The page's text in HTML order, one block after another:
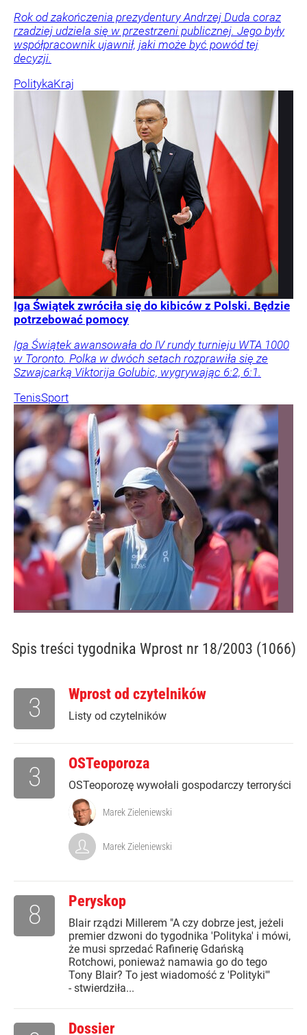
Rok od zakończenia prezydentury Andrzej Duda coraz
rzadziej udziela się w przestrzeni publicznej. Jego były
współpracownik ujawnił, jaki może być powód tej
decyzji.
PolitykaKraj
Iga Świątek zwróciła się do kibiców z Polski. Będzie
potrzebować pomocy
Iga Świątek awansowała do IV rundy turnieju WTA 1000
w Toronto. Polka w dwóch setach rozprawiła się ze
Szwajcarką Viktorija Golubic, wygrywając 6:2, 6:1.
TenisSport
Spis treści tygodnika Wprost nr 18/2003 (1066)
Wprost od czytelników
Listy od czytelników
3
OSTeoporoza
OSTeoporozę wywołali gospodarczy terroryści
3
Marek Zieleniewski
Marek Zieleniewski
Peryskop
Blair rządzi Millerem "A czy dobrze jest, jeżeli
premier dzwoni do tygodnika 'Polityka' i mówi,
że musi sprzedać Rafinerię Gdańską
Rotchowi, ponieważ namawia go do tego
Tony Blair? To jest wiadomość z 'Polityki'"
- stwierdziła...
8
Dossier